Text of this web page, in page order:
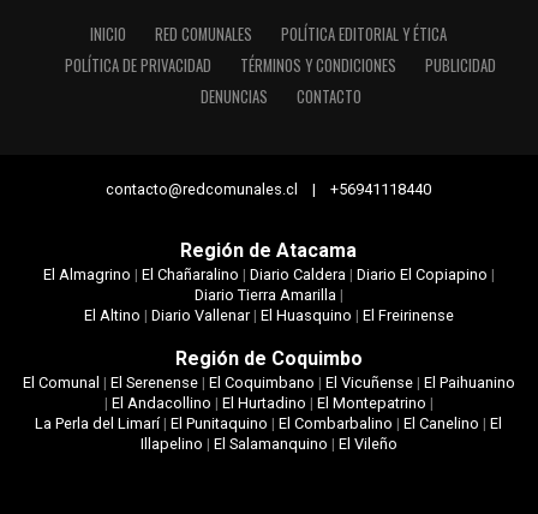
INICIO RED COMUNALES
POLÍTICA EDITORIAL Y ÉTICA
POLÍTICA DE PRIVACIDAD
TÉRMINOS Y CONDICIONES
PUBLICIDAD
DENUNCIAS
CONTACTO
contacto@redcomunales.cl | +56941118440
Región de Atacama
El Almagrino | El Chañaralino | Diario Caldera| Diario El Copiapino |
Diario Tierra Amarilla|
El Altino | Diario Vallenar| El Huasquino | El Freirinense
Región de Coquimbo
El Comunal | El Serenense| El Coquimbano | El Vicuñense| El Paihuanino
| El Andacollino | El Hurtadino | El Montepatrino |
La Perla del Limarí|El Punitaquino |El Combarbalino |El Canelino |El
Illapelino | El Salamanquino | El Vileño